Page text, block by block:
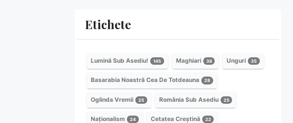
Etichete
Lumină Sub Asediu! 145 Maghiari 38 Unguri 35
Basarabia Noastră Cea De Totdeauna 28
Oglinda Vremii 25 România Sub Asediu 25
Naționalism 24 Cetatea Creștină 22